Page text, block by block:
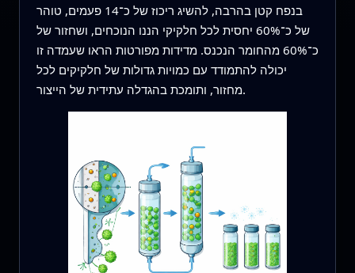
בנפח קטן בהרבה, להשיג ריכוז של כ־14 פעמים, טוהר
של כ־60% יחסית לכל חלקיקי הננו הנוכחים, ושחזור של
כ־60% מהחומר הנכנס. מדידות מפורטות הראו שעמדה זו
יכולה להתמודד עם כמויות גדולות של חלקיקים לכל
מחזור, ותומכת בהגדלה עתידית של הייצור.